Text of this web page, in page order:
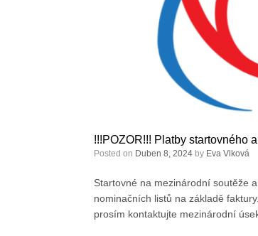
!!!POZOR!!! Platby startovného
Posted on Duben 8, 2024 by Eva Vlková
Startovné na mezinárodní soutěže
nominačních listů na základě
prosím kontaktujte mezinárodní